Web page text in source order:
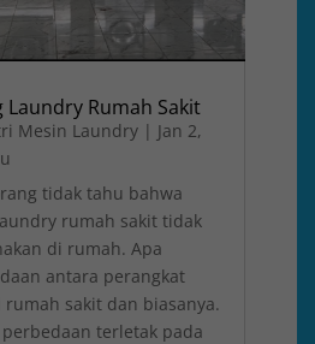
Laundry Rumah Sakit
Mesin Laundry | Jan 2,
tidak tahu bahwa
rumah sakit tidak
di rumah. Apa
antara perangkat
sakit dan biasanya.
terletak pada